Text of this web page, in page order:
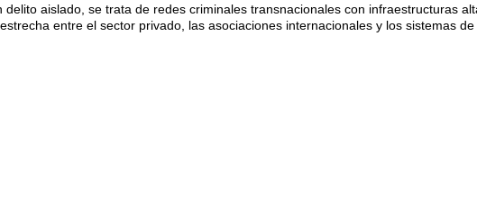
aislado, se trata de redes criminales transnacionales con infraestructuras
entre el sector privado, las asociaciones internacionales y los sistemas de